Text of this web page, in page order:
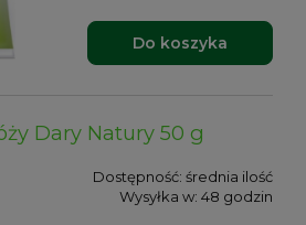
Do koszyka
Dary Natury 50 g
Dostępność: średnia ilość
Wysyłka w: 48 godzin